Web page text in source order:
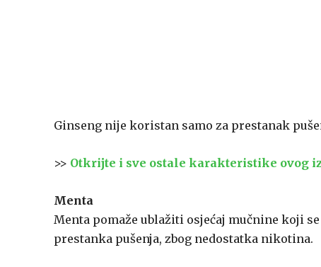
Ginseng nije koristan samo za prestanak
>> Otkrijte i sve ostale karakteristike ovog
Menta
Menta pomaže ublažiti osjećaj mučnine koji
prestanka pušenja, zbog nedostatka nikotina.